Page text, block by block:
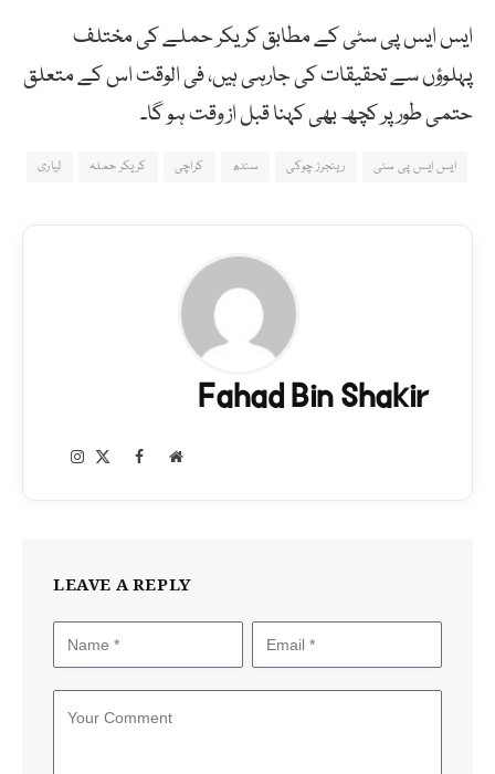
ایس ایس پی سٹی کے مطابق کریکر حملے کی مختلف
پہلوؤں سے تحقیقات کی جارہی ہیں، فی الوقت اس کے متعلق
حتمی طور پر کچھ بھی کہنا قبل از وقت ہو گا۔
ایس ایس پی سٹی رینجرز چوکی سندھ کراچی کریکر حملہ لیاری
Fahad Bin Shakir
Website
Facebook
Instagram
LEAVE A REPLY